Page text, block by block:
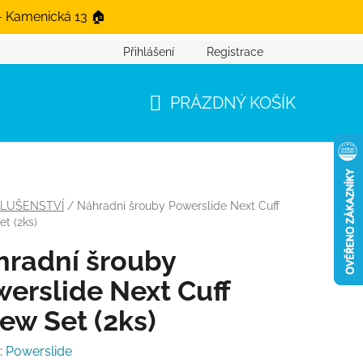
13 🏠
Přihlášení Registrace
PRÁZDNÝ KOŠÍK
/ Náhradní šrouby Powerslide Next Cuff
(2ks)
šrouby
Next Cuff
Set (2ks)
Powerslide